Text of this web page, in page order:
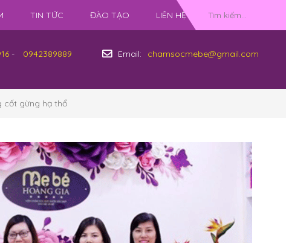
TIN TỨC ĐÀO TẠO LIÊN HỆ
- 0942389889 Email: chamsocmebe@gmail.com
cốt gừng hạ thổ